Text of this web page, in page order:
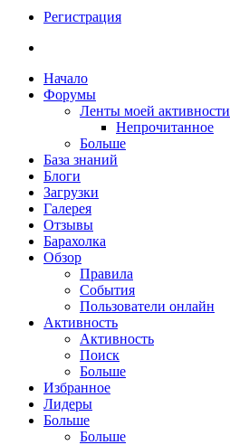
Регистрация
Начало
Форумы
Ленты моей активности
Непрочитанное
Больше
База знаний
Блоги
Загрузки
Галерея
Отзывы
Барахолка
Обзор
Правила
События
Пользователи онлайн
Активность
Активность
Поиск
Больше
Избранное
Лидеры
Больше
Больше